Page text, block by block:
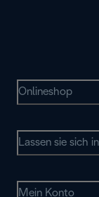
Onlineshop
Lassen sie sich
Mein Konto